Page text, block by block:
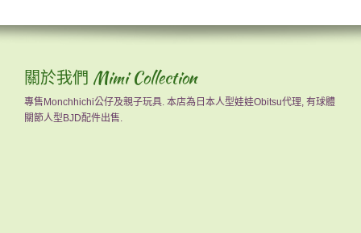
關於我們 Mimi Collection
專售Monchhichi公仔及親子玩具. 本店為日本人型娃娃Obitsu代理, 有球體
關節人型BJD配件出售.